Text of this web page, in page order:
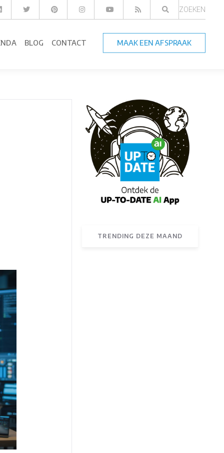
ZOEKEN
BLOG CONTACT MAAK EEN AFSPRAAK
TRENDING DEZE MAAND